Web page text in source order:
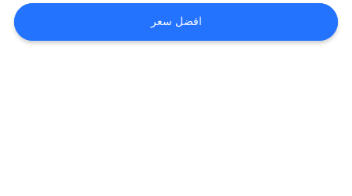
خريطة
الموقع
افضل سعر